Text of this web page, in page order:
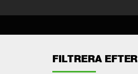
FILTRERA EFTER